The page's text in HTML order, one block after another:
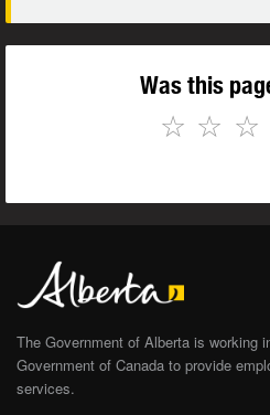
Was this
☆
☆
☆
The Government of Alberta is working
Government of Canada to provide
services.